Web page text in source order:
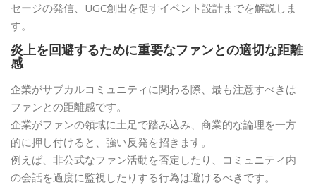
セージの発信、UGC創出を促すイベント設計までを解説しま
す。
炎上を回避するために重要なファンとの適切な距離
感
企業がサブカルコミュニティに関わる際、最も注意すべきは
ファンとの距離感です。
企業がファンの領域に土足で踏み込み、商業的な論理を一方
的に押し付けると、強い反発を招きます。
例えば、非公式なファン活動を否定したり、コミュニティ内
の会話を過度に監視したりする行為は避けるべきです。